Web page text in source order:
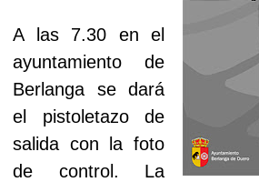
A las 7.30 en el
ayuntamiento de
Berlanga se dará
el pistoletazo de
salida con la foto
de control. La